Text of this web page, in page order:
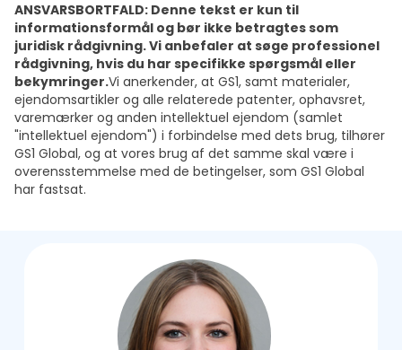
ANSVARSBORTFALD: Denne tekst er kun til
informationsformål og bør ikke betragtes som
juridisk rådgivning. Vi anbefaler at søge professionel
rådgivning, hvis du har specifikke spørgsmål eller
bekymringer.Vi anerkender, at GS1, samt materialer,
ejendomsartikler og alle relaterede patenter, ophavsret,
varemærker og anden intellektuel ejendom (samlet
"intellektuel ejendom") i forbindelse med dets brug, tilhører
GS1 Global, og at vores brug af det samme skal være i
overensstemmelse med de betingelser, som GS1 Global
har fastsat.